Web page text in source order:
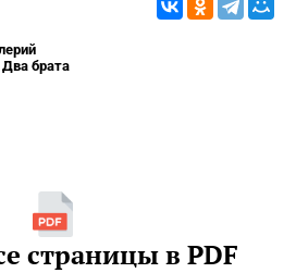
Два брата
страницы в PDF